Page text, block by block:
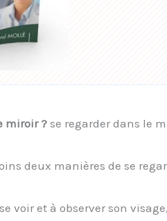
miroir ? se regarder dans le
deux manières de se
voir et à observer son